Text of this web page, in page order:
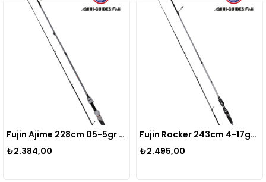
Fujin Ajime 228cm 05-5gr LRF Kamışı FAJ-762UL
₺2.384,00
Fujin Rocker 243cm 4-17gr Light Spin Kamışı
₺2.495,00